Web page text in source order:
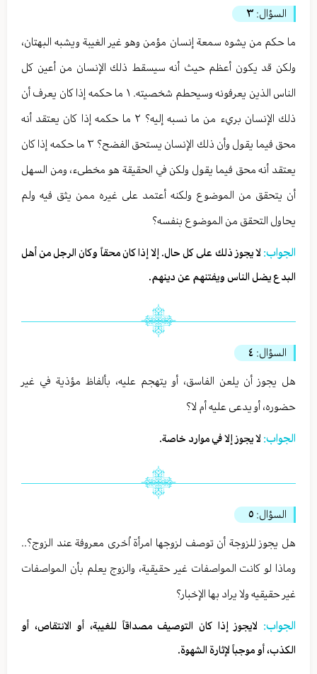
السؤال: ٣
ما حكم من يشوه سمعة إنسان مؤمن وهو غير الغيبة ويشبه البهتان،
ولكن قد يكون أعظم حيث أنه سيسقط ذلك الإنسان من أعين كل
الناس الذين يعرفونه وسيحطم شخصيته. ١ ما حكمه إذا كان يعرف أن
ذلك الإنسان بريء من ما نسبه إليه؟ ٢ ما حكمه إذا كان يعتقد أنه
محق فيما يقول وأن ذلك الإنسان يستحق الفضح؟ ٣ ما حكمه إذا كان
يعتقد أنه محق فيما يقول ولكن في الحقيقة هو مخطىء، ومن السهل
أن يتحقق من الموضوع ولكنه أعتمد على غيره ممن يثق فيه ولم
يحاول التحقق من الموضوع بنفسه؟
الجواب: لا يجوز ذلك على كل حال. إلا إذا كان محقاً وكان الرجل من أهل
البدع يضل الناس ويفتنهم عن دينهم.
السؤال: ٤
هل يجوز أن يلعن الفاسق، أو يتهجم عليه، بألفاظ مؤذية في غير
حضوره، أو يدعى عليه أم لا؟
الجواب: لا يجوز إلا في موارد خاصة.
السؤال: ٥
هل يجوز للزوجة أن توصف لزوجها امرأة اُخرى معروفة عند الزوج؟..
وماذا لو كانت المواصفات غير حقيقية، والزوج يعلم بأن المواصفات
غير حقيقيه ولا يراد بها الإخبار؟
الجواب: لايجوز إذا كان التوصيف مصداقاً للغيبة، أو الانتقاص، أو
الكذب، أو موجباً لإثارة الشهوة.